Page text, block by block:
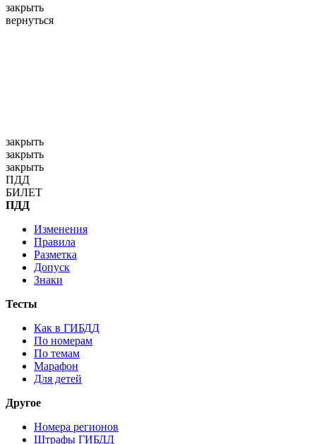
закрыть
вернуться
закрыть
закрыть
закрыть
ПДД
БИЛЕТ
ПДД
Изменения
Правила
Разметка
Допуск
Знаки
Тесты
Как в ГИБДД
По номерам
По темам
Марафон
Для детей
Другое
Номера регионов
Штрафы ГИБДД